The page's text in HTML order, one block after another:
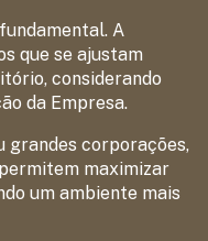
A
que se ajustam
considerando
da Empresa.
grandes corporações,
maximizar
um ambiente mais